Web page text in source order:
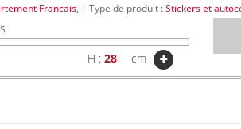
Francais , | Type de produit :Stickers et
H : cm